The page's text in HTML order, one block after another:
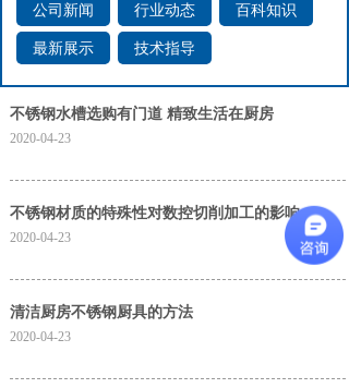
公司新闻 行业动态 百科知识
最新展示 技术指导
不锈钢水槽选购有门道 精致生活在厨房
2020-04-23
不锈钢材质的特殊性对数控切削加工的影响
2020-04-23
清洁厨房不锈钢厨具的方法
2020-04-23